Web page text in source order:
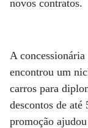
novos contratos.
A
encontrou um
carros para
descontos de
promoção